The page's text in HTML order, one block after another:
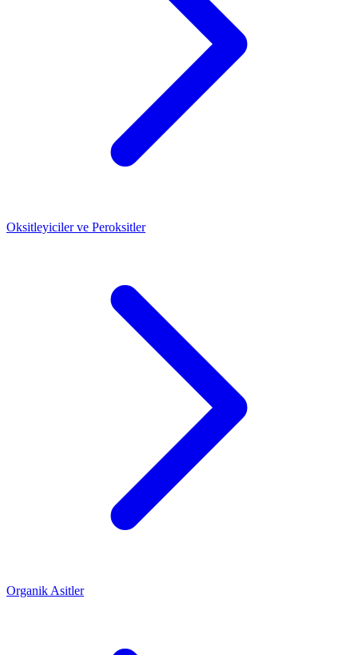
Oksitleyiciler ve Peroksitler
Organik Asitler